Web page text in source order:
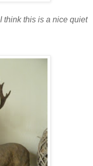
I think this is a nice quiet